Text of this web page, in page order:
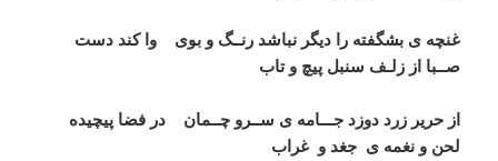
غنچه ی بشگفته را دیگر نباشد رنــگ و بوی وا کند دست
صــبا از زلـف سنبل پیچ و تاب
از حریر زرد دوزد جـــامه ی ســرو چــمان در فضا پیچیده
لحن و نغمه ی جغد و غراب